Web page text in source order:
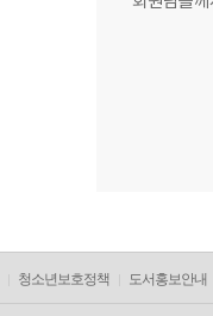
청소년보호정책 도서홍보안내